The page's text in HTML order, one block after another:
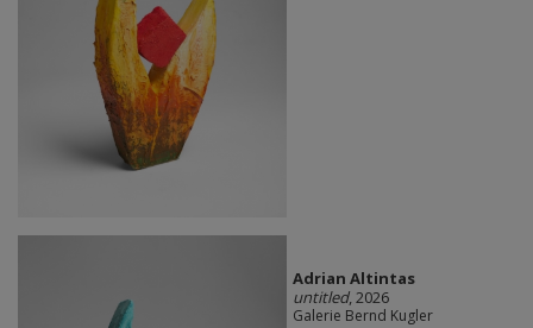
Adrian Altintas
untitled, 2026
Galerie Bernd Kugler